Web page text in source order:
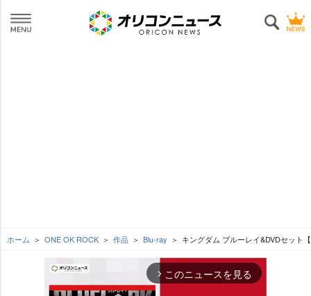
ホーム ONE OK ROCK 作品 Blu-ray キングダム ブルーレイ&DVDセット
arrow_forward_ios このニュースを見る